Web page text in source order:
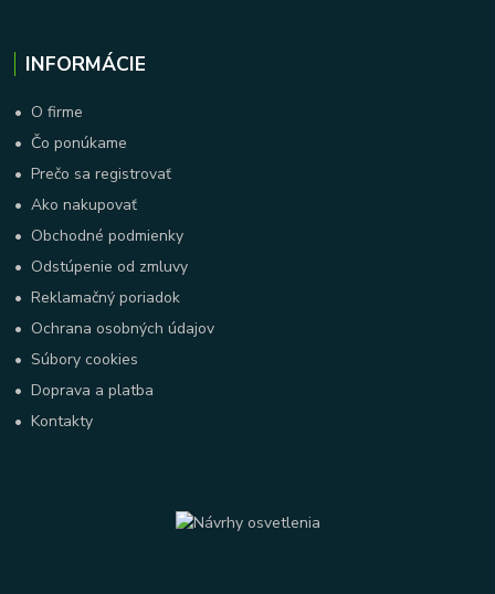
INFORMÁCIE
• O firme
• Čo ponúkame
•Prečo sa registrovať
•Ako nakupovať
• Obchodné podmienky
• Odstúpenie od zmluvy
•Reklamačný poriadok
• Ochrana osobných údajov
•Súbory cookies
•Doprava a platba
•Kontakty